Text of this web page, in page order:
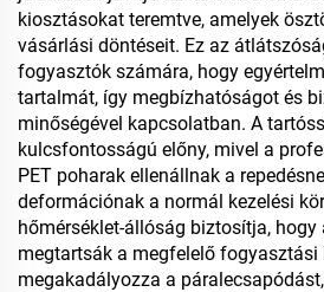
kiosztásokat teremtve, amelyek
vásárlási döntéseit. Ez az
fogyasztók számára, hogy
tartalmát, így megbízhatóságot és
minőségével kapcsolatban. A
kulcsfontosságú előny, mivel a
PET poharak ellenállnak a
deformációnak a normál kezelési
hőmérséklet-állóság biztosítja, hogy
megtartsák a megfelelő fogyasztási
megakadályozza a